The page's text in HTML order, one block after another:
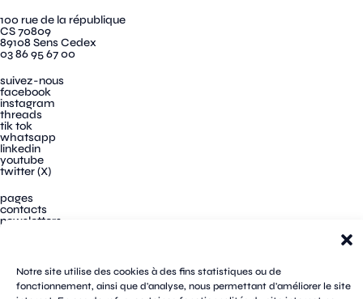
Notre site utilise des cookies à des fins statistiques ou de
fonctionnement, ainsi que d'analyse, nous permettant d'améliorer le site
100 rue de la république
CS 70809
89108 Sens Cedex
03 86 95 67 00
suivez-nous
facebook
instagram
threads
tik tok
whatsapp
linkedin
youtube
twitter (X)
pages
contacts
newsletters
confidentialité
accessibilité